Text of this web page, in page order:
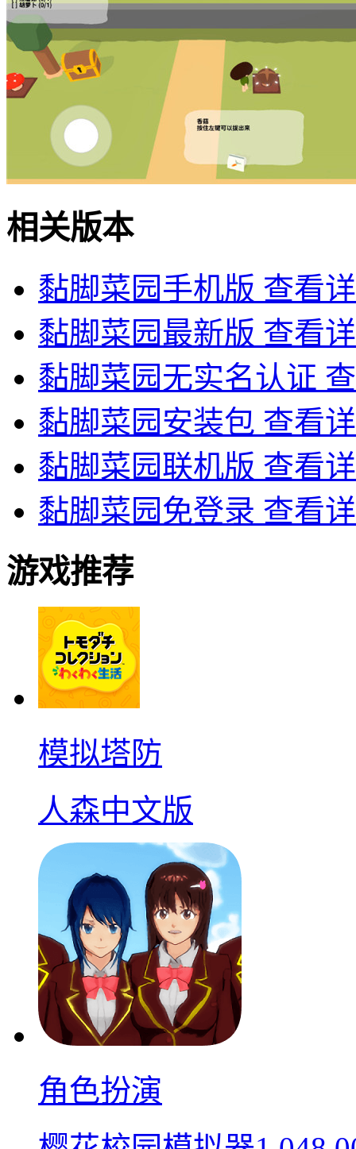
相关版本
黏脚菜园手机版 查看
黏脚菜园最新版 查看
黏脚菜园无实名认证
黏脚菜园安装包 查看
黏脚菜园联机版 查看
黏脚菜园免登录 查看
游戏推荐
模拟塔防
人森中文版
角色扮演